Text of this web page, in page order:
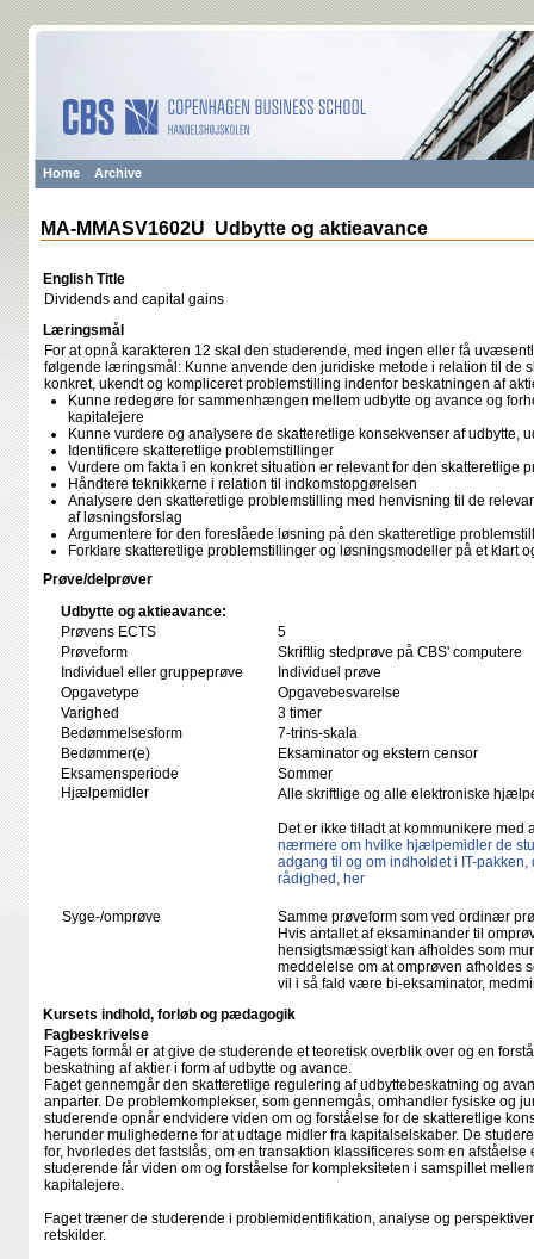
Home Archive
MA-MMASV1602U Udbytte og aktieavance
English Title
Dividends and capital gains
Læringsmål
For at opnå karakteren 12 skal den studerende, med ingen eller få
følgende læringsmål: Kunne anvende den juridiske metode i relation til de
konkret, ukendt og kompliceret problemstilling indenfor beskatningen af
Kunne redegøre for sammenhængen mellem udbytte og avance og
kapitalejere
Kunne vurdere og analysere de skatteretlige konsekvenser af udbytte,
Identificere skatteretlige problemstillinger
Vurdere om fakta i en konkret situation er relevant for den skatteretlige
Håndtere teknikkerne i relation til indkomstopgørelsen
Analysere den skatteretlige problemstilling med henvisning til de
af løsningsforslag
Argumentere for den foreslåede løsning på den skatteretlige
Forklare skatteretlige problemstillinger og løsningsmodeller på et klart
Prøve/delprøver
Udbytte og aktieavance:
Prøvens ECTS
5
Prøveform
Skriftlig stedprøve på CBS' computere
Individuel eller gruppeprøve
Individuel prøve
Opgavetype
Opgavebesvarelse
Varighed
3 timer
Bedømmelsesform
7-trins-skala
Bedømmer(e)
Eksaminator og ekstern censor
Eksamensperiode
Sommer
Hjælpemidler
Alle skriftlige og alle elektroniske
Det er ikke tilladt at kommunikere med
nærmere om hvilke hjælpemidler de
adgang til og om indholdet i IT-
rådighed, her
Syge-/omprøve
Samme prøveform som ved ordinær
Hvis antallet af eksaminander til
hensigtsmæssigt kan afholdes som
meddelelse om at omprøven afholdes
vil i så fald være bi-eksaminator,
Kursets indhold, forløb og pædagogik
Fagbeskrivelse
Fagets formål er at give de studerende et teoretisk overblik over og en
beskatning af aktier i form af udbytte og avance.
Faget gennemgår den skatteretlige regulering af udbyttebeskatning og
anparter. De problemkomplekser, som gennemgås, omhandler fysiske og
studerende opnår endvidere viden om og forståelse for de skatteretlige
herunder mulighederne for at udtage midler fra kapitalselskaber. De
for, hvorledes det fastslås, om en transaktion klassificeres som en afståelse
studerende får viden om og forståelse for kompleksiteten i samspillet
kapitalejere.
Faget træner de studerende i problemidentifikation, analyse og
retskilder.